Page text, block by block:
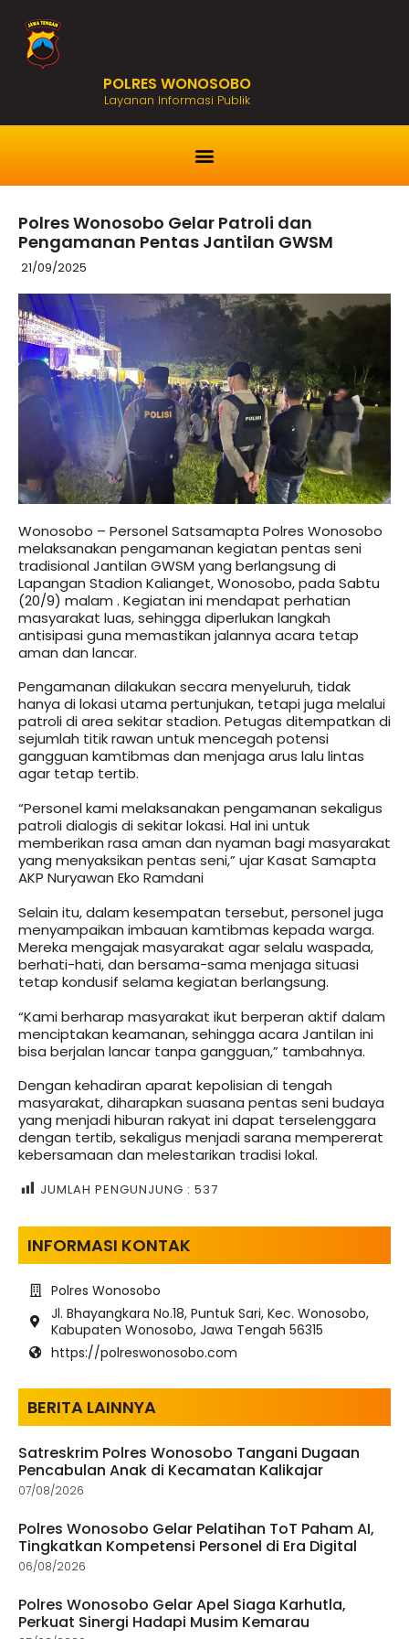
POLRES WONOSOBO
Layanan Informasi Publik
Polres Wonosobo Gelar Patroli dan
Pengamanan Pentas Jantilan GWSM
21/09/2025
Wonosobo – Personel Satsamapta Polres Wonosobo
melaksanakan pengamanan kegiatan pentas seni
tradisional Jantilan GWSM yang berlangsung di
Lapangan Stadion Kalianget, Wonosobo, pada Sabtu
(20/9) malam . Kegiatan ini mendapat perhatian
masyarakat luas, sehingga diperlukan langkah
antisipasi guna memastikan jalannya acara tetap
aman dan lancar.
Pengamanan dilakukan secara menyeluruh, tidak
hanya di lokasi utama pertunjukan, tetapi juga melalui
patroli di area sekitar stadion. Petugas ditempatkan di
sejumlah titik rawan untuk mencegah potensi
gangguan kamtibmas dan menjaga arus lalu lintas
agar tetap tertib.
“Personel kami melaksanakan pengamanan sekaligus
patroli dialogis di sekitar lokasi. Hal ini untuk
memberikan rasa aman dan nyaman bagi masyarakat
yang menyaksikan pentas seni,” ujar Kasat Samapta
AKP Nuryawan Eko Ramdani
Selain itu, dalam kesempatan tersebut, personel juga
menyampaikan imbauan kamtibmas kepada warga.
Mereka mengajak masyarakat agar selalu waspada,
berhati-hati, dan bersama-sama menjaga situasi
tetap kondusif selama kegiatan berlangsung.
“Kami berharap masyarakat ikut berperan aktif dalam
menciptakan keamanan, sehingga acara Jantilan ini
bisa berjalan lancar tanpa gangguan,” tambahnya.
Dengan kehadiran aparat kepolisian di tengah
masyarakat, diharapkan suasana pentas seni budaya
yang menjadi hiburan rakyat ini dapat terselenggara
dengan tertib, sekaligus menjadi sarana mempererat
kebersamaan dan melestarikan tradisi lokal.
JUMLAH PENGUNJUNG : 537
INFORMASI KONTAK
Polres Wonosobo
Jl. Bhayangkara No.18, Puntuk Sari, Kec. Wonosobo,
Kabupaten Wonosobo, Jawa Tengah 56315
https://polreswonosobo.com
BERITA LAINNYA
Satreskrim Polres Wonosobo Tangani Dugaan
Pencabulan Anak di Kecamatan Kalikajar
07/08/2026
Polres Wonosobo Gelar Pelatihan ToT Paham AI,
Tingkatkan Kompetensi Personel di Era Digital
06/08/2026
Polres Wonosobo Gelar Apel Siaga Karhutla,
Perkuat Sinergi Hadapi Musim Kemarau